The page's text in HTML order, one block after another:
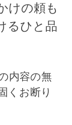
けの頼も
るひと品